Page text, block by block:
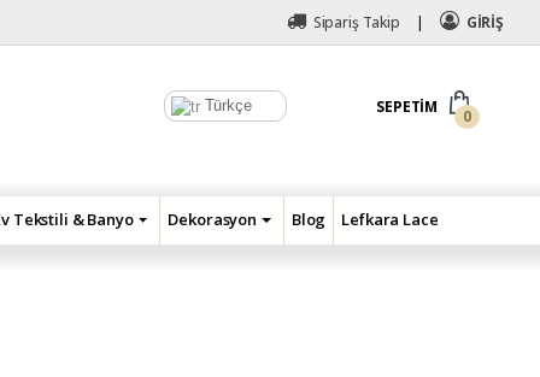
Sipariş Takip GİRİŞ
Türkçe SEPETIM
0
Tekstili & Banyo Dekorasyon Blog Lefkara Lace